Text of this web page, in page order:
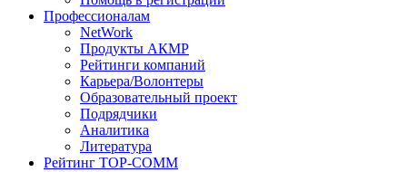
Профессионалам
NetWork
Продукты АКМР
Рейтинги компаний
Карьера/Волонтеры
Образовательный проект
Подрядчики
Аналитика
Литература
Рейтинг TOP-COMM